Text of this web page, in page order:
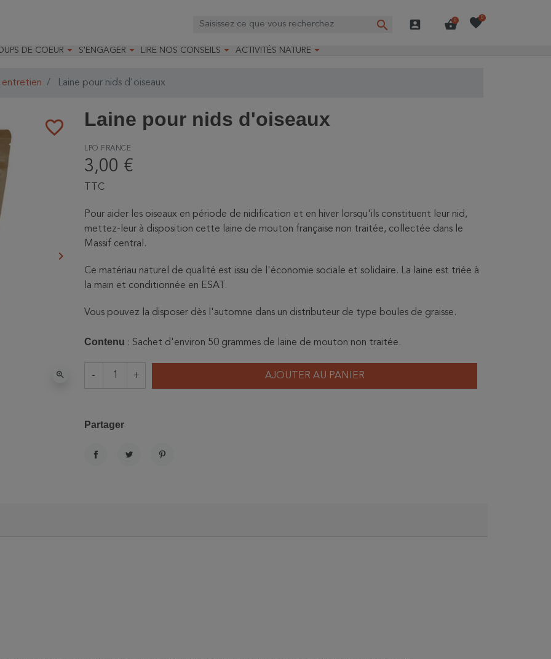
search account_box shopping_basket
0 favorite0
DE COEUR  S'ENGAGER 
Faire un legs
LIRE NOS CONSEILS 
Installer un abreuvoir
ACTIVITÉS NATURE 
entretien Laine pour nids d'oiseaux
favorite_border
Suivant
keyboard_arrow_right
zoom_in
Laine pour nids d'oiseaux
LPO FRANCE
3,00 €
TTC
Pour aider les oiseaux en période de nidification et en hiver lorsqu'ils constituent leur nid,
mettez-leur à disposition cette laine de mouton française non traitée, collectée dans le
Massif central.
Ce matériau naturel de qualité est issu de l'économie sociale et solidaire. La laine est triée à
la main et conditionnée en ESAT.
Vous pouvez la disposer dès l'automne dans un distributeur de type boules de graisse.
Contenu : Sachet d'environ 50 grammes de laine de mouton non traitée.
- + AJOUTER AU PANIER
Partager